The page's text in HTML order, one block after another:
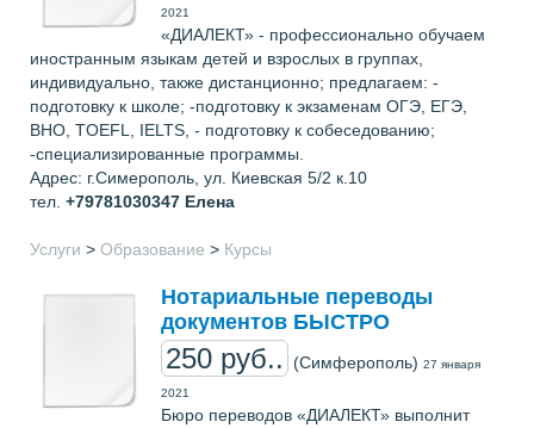
2021
«ДИАЛЕКТ» - профессионально обучаем
иностранным языкам детей и взрослых в группах,
индивидуально, также дистанционно; предлагаем: -
подготовку к школе; -подготовку к экзаменам ОГЭ, ЕГЭ,
ВНО, TOEFL, IELTS, - подготовку к собеседованию;
-специализированные программы.
Адрес: г.Симерополь, ул. Киевская 5/2 к.10
тел. +79781030347 Елена
Услуги > Образование > Курсы
Нотариальные переводы
документов БЫСТРО
250 руб.. (Симферополь) 27 января
2021
Бюро переводов «ДИАЛЕКТ» выполнит